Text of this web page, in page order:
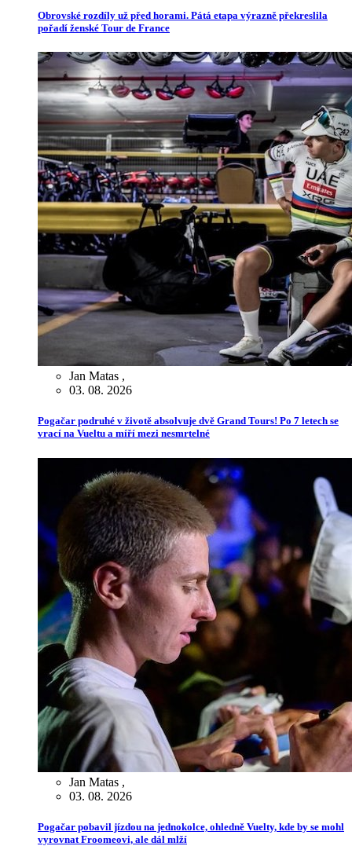
Obrovské rozdíly už před horami. Pátá etapa výrazně překreslila
pořadí ženské Tour de France
Jan Matas ,
03. 08. 2026
Pogačar podruhé v životě absolvuje dvě Grand Tours! Po 7 letech se
vrací na Vueltu a míří mezi nesmrtelné
Jan Matas ,
03. 08. 2026
Pogačar pobavil jízdou na jednokolce, ohledně Vuelty, kde by se mohl
vyrovnat Froomeovi, ale dál mlží